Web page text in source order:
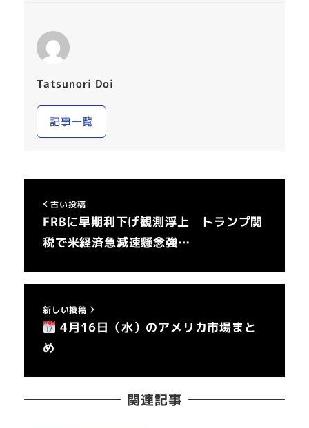
Tatsunori Doi
記事一覧
古い投稿
FRBに早期利下げ観測浮上 トランプ関
税で米経済急減速懸念強…
新しい投稿
4月16日（水）のアメリカ市場まと
め
関連記事